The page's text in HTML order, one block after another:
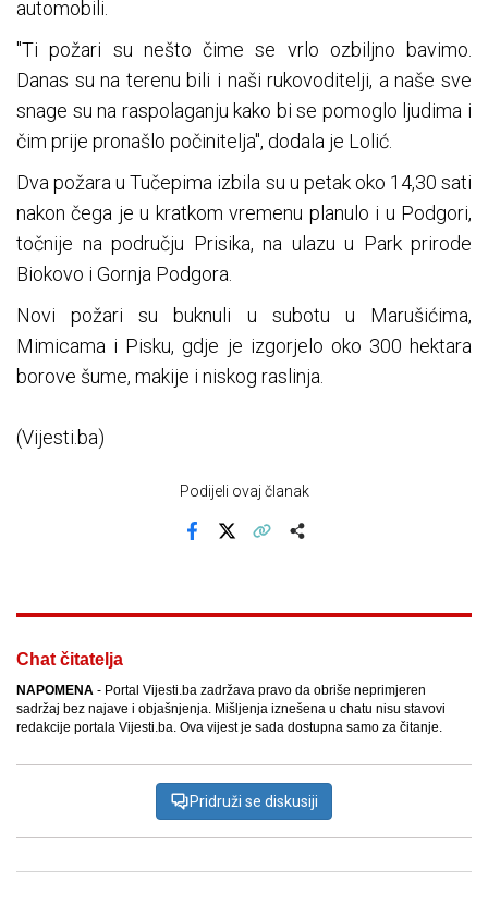
automobili.
"Ti požari su nešto čime se vrlo ozbiljno bavimo.
Danas su na terenu bili i naši rukovoditelji, a naše sve
snage su na raspolaganju kako bi se pomoglo ljudima i
čim prije pronašlo počinitelja", dodala je Lolić.
Dva požara u Tučepima izbila su u petak oko 14,30 sati
nakon čega je u kratkom vremenu planulo i u Podgori,
točnije na području Prisika, na ulazu u Park prirode
Biokovo i Gornja Podgora.
Novi požari su buknuli u subotu u Marušićima,
Mimicama i Pisku, gdje je izgorjelo oko 300 hektara
borove šume, makije i niskog raslinja.
(Vijesti.ba)
Podijeli ovaj članak
Chat čitatelja
NAPOMENA - Portal Vijesti.ba zadržava pravo da obriše neprimjeren
sadržaj bez najave i objašnjenja. Mišljenja iznešena u chatu nisu stavovi
redakcije portala Vijesti.ba. Ova vijest je sada dostupna samo za čitanje.
Pridruži se diskusiji